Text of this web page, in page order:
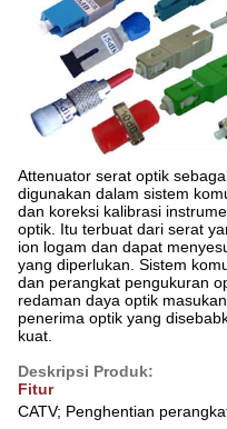
Attenuator serat optik
digunakan dalam sistem
dan koreksi kalibrasi
optik. Itu terbuat dari serat
ion logam dan dapat
yang diperlukan. Sistem
dan perangkat pengukuran
redaman daya optik
penerima optik yang
kuat.
Deskripsi Produk:
Fitur
CATV; Penghentian